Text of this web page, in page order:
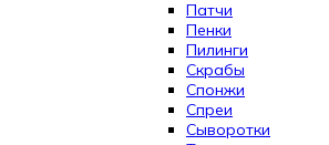
Патчи
Пенки
Пилинги
Скрабы
Спонжи
Спреи
Сыворотки